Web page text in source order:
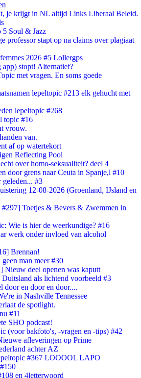
je krijgt in NL altijd Links Liberaal Beleid.
5 Soul & Jazz
professor stapt op na claims over plagiaat
2026 #5 Lollergps
stopt! Alternatief?
met vragen. En soms goede
lepeltopic #213 elk gehucht met
lepeltopic #268
topic #16
vrouw.
van.
af op watertekort
Reflecting Pool
over homo-seksualiteit? deel 4
door grens naar Ceuta in Spanje,l #10
geleden... #3
12-08-2026 (Groenland, IJsland en
Toetjes & Bevers & Zwemmen in
Wie is hier de weerkundige? #16
werk onder invloed van alcohol
Brennan!
man meer #30
Nieuw deel openen was kaputt
Duitsland als lichtend voorbeeld #3
door en door en door....
in Nashville Tennessee
de spotlight.
#11
SHO podcast!
(voor bakfoto's, -vragen en -tips) #42
afleveringen op Prime
achter AZ
#367 LOOOOL LAPO
en 4letterwoord